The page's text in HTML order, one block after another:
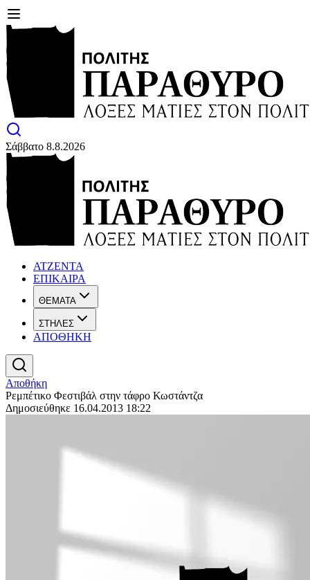
Σάββατο 8.8.2026
ΑΤΖΕΝΤΑ
ΕΠΙΚΑΙΡΑ
ΘΕΜΑΤΑ
ΣΤΗΛΕΣ
ΑΠΟΘΗΚΗ
Αποθήκη
Ρεμπέτικο Φεστιβάλ στην τάφρο Κωστάντζα
Δημοσιεύθηκε 16.04.2013 18:22